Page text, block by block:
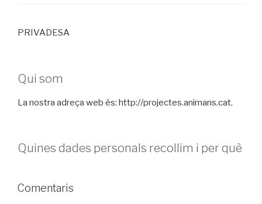
PRIVADESA
Qui som
La nostra adreça web és: http://projectes.animans.cat.
Quines dades personals recollim i per què
Comentaris